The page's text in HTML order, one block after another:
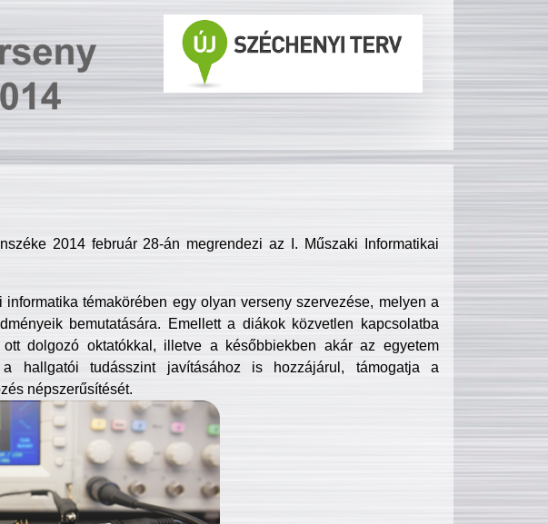
2014 február 28-án megrendezi az I. Műszaki Informatikai
témakörében egy olyan verseny szervezése, melyen a
bemutatására. Emellett a diákok közvetlen kapcsolatba
dolgozó oktatókkal, illetve a későbbiekben akár az egyetem
hallgatói tudásszint javításához is hozzájárul, támogatja a
népszerűsítését.